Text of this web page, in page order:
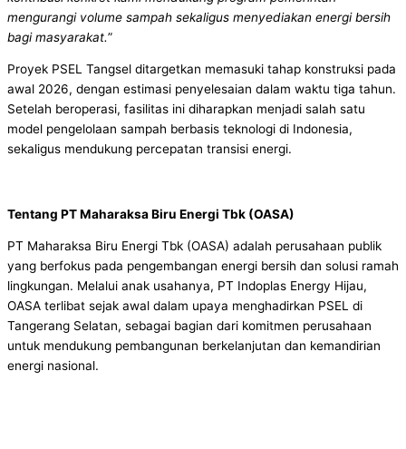
mengurangi volume sampah sekaligus menyediakan energi bersih
bagi masyarakat.”
Proyek PSEL Tangsel ditargetkan memasuki tahap konstruksi pada
awal 2026, dengan estimasi penyelesaian dalam waktu tiga tahun.
Setelah beroperasi, fasilitas ini diharapkan menjadi salah satu
model pengelolaan sampah berbasis teknologi di Indonesia,
sekaligus mendukung percepatan transisi energi.
Tentang PT Maharaksa Biru Energi Tbk (OASA)
PT Maharaksa Biru Energi Tbk (OASA) adalah perusahaan publik
yang berfokus pada pengembangan energi bersih dan solusi ramah
lingkungan. Melalui anak usahanya, PT Indoplas Energy Hijau,
OASA terlibat sejak awal dalam upaya menghadirkan PSEL di
Tangerang Selatan, sebagai bagian dari komitmen perusahaan
untuk mendukung pembangunan berkelanjutan dan kemandirian
energi nasional.